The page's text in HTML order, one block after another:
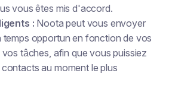
vous êtes mis d'accord.
: Noota peut vous envoyer
temps opportun en fonction de vos
tâches, afin que vous puissiez
au moment le plus